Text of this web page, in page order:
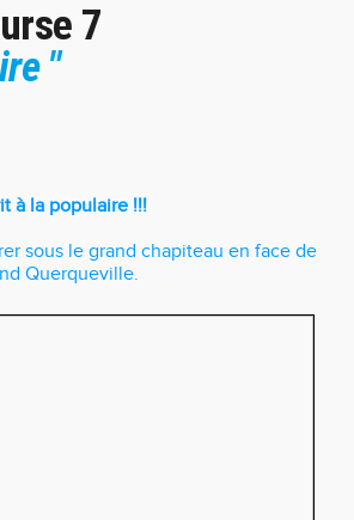
7
"
à la populaire !!!
sous le grand chapiteau en face de
Querqueville.